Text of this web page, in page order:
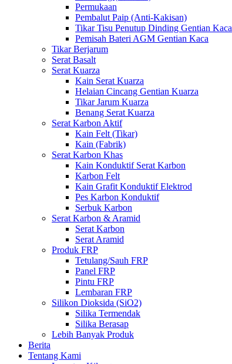
Permukaan
Pembalut Paip (Anti-Kakisan)
Tikar Tisu Penutup Dinding Gentian Kaca
Pemisah Bateri AGM Gentian Kaca
Tikar Berjarum
Serat Basalt
Serat Kuarza
Kain Serat Kuarza
Helaian Cincang Gentian Kuarza
Tikar Jarum Kuarza
Benang Serat Kuarza
Serat Karbon Aktif
Kain Felt (Tikar)
Kain (Fabrik)
Serat Karbon Khas
Kain Konduktif Serat Karbon
Karbon Felt
Kain Grafit Konduktif Elektrod
Pes Karbon Konduktif
Serbuk Karbon
Serat Karbon & Aramid
Serat Karbon
Serat Aramid
Produk FRP
Tetulang/Sauh FRP
Panel FRP
Pintu FRP
Lembaran FRP
Silikon Dioksida (SiO2)
Silika Termendak
Silika Berasap
Lebih Banyak Produk
Berita
Tentang Kami